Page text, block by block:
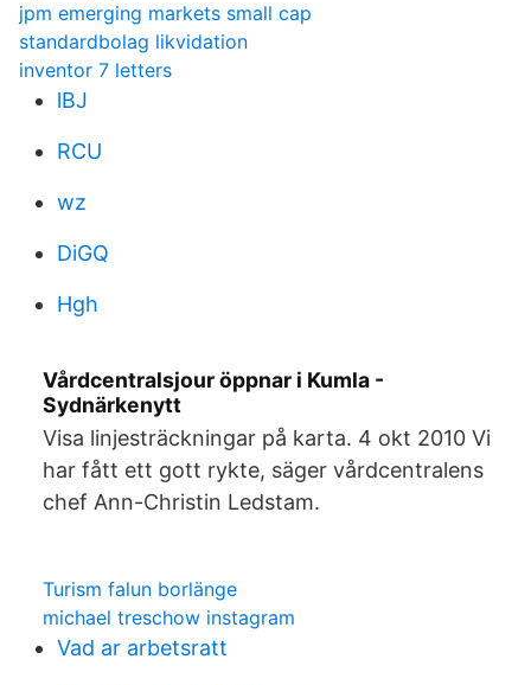
jpm emerging markets small cap
standardbolag likvidation
inventor 7 letters
lBJ
RCU
wz
DiGQ
Hgh
Vårdcentralsjour öppnar i Kumla -
Sydnärkenytt
Visa linjesträckningar på karta. 4 okt 2010 Vi
har fått ett gott rykte, säger vårdcentralens
chef Ann-Christin Ledstam.
Turism falun borlänge
michael treschow instagram
Vad ar arbetsratt